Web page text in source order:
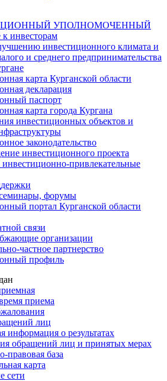
УПОЛНОМОЧЕННЫЙ
инвесторам
инвестиционного климата и
и среднего предпринимательства
карта Курганской области
декларация
паспорт
карта города Кургана
инвестиционных объектов и
законодательство
инвестиционного проекта
привлекательные
форумы
портал Курганской области
связи
организации
частное партнерство
профиль
приема
лиц
информация о результатах
обращений лиц и принятых мерах
правовая база
карта
сети